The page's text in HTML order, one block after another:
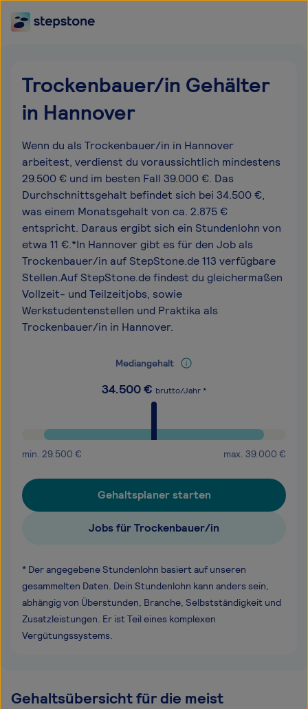
Trockenbauer/in Gehälter
in Hannover
Wenn du als Trockenbauer/in in Hannover
arbeitest, verdienst du voraussichtlich mindestens
29.500 € und im besten Fall 39.000 €. Das
Durchschnittsgehalt befindet sich bei 34.500 €,
was einem Monatsgehalt von ca. 2.875 €
entspricht. Daraus ergibt sich ein Stundenlohn von
etwa 11 €.*In Hannover gibt es für den Job als
Trockenbauer/in auf StepStone.de 113 verfügbare
Stellen.Auf StepStone.de findest du gleichermaßen
Vollzeit- und Teilzeitjobs, sowie
Werkstudentenstellen und Praktika als
Trockenbauer/in in Hannover.
Mediangehalt
34.500€ brutto/Jahr *
min. 29.500 € max. 39.000 €
Gehaltsplaner starten
Jobs für Trockenbauer/in
* Der angegebene Stundenlohn basiert auf unseren
gesammelten Daten. Dein Stundenlohn kann anders sein,
abhängig von Überstunden, Branche, Selbstständigkeit und
Zusatzleistungen. Er ist Teil eines komplexen
Vergütungssystems.
Gehaltsübersicht für die meist